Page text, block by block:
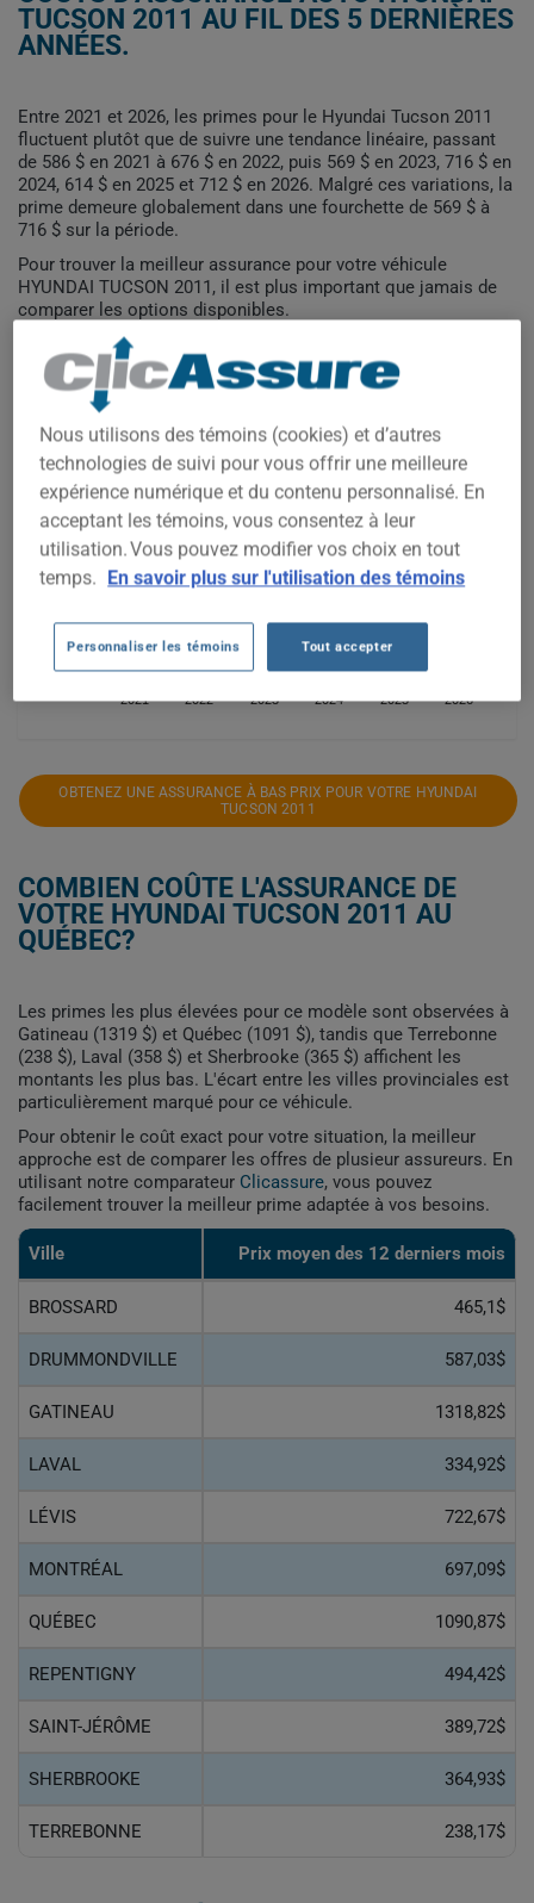
TUCSON 2011 AU FIL DES 5 DERNIÈRES
ANNÉES.
Entre 2021 et 2026, les primes pour le Hyundai Tucson 2011
fluctuent plutôt que de suivre une tendance linéaire, passant
de 586 $ en 2021 à 676 $ en 2022, puis 569 $ en 2023, 716 $ en
2024, 614 $ en 2025 et 712 $ en 2026. Malgré ces variations, la
prime demeure globalement dans une fourchette de 569 $ à
716 $ sur la période.
Pour trouver la meilleur assurance pour votre véhicule
HYUNDAI TUCSON 2011, il est plus important que jamais de
comparer les options disponibles.
2021 2022 2023 2024 2025 2026
500$
700$
800$
OBTENEZ UNE ASSURANCE À BAS PRIX POUR VOTRE HYUNDAI
TUCSON 2011
COMBIEN COÛTE L'ASSURANCE DE
VOTRE HYUNDAI TUCSON 2011 AU
QUÉBEC?
Les primes les plus élevées pour ce modèle sont observées à
Gatineau (1319 $) et Québec (1091 $), tandis que Terrebonne
(238 $), Laval (358 $) et Sherbrooke (365 $) affichent les
montants les plus bas. L'écart entre les villes provinciales est
particulièrement marqué pour ce véhicule.
Pour obtenir le coût exact pour votre situation, la meilleur
approche est de comparer les offres de plusieur assureurs. En
utilisant notre comparateur Clicassure, vous pouvez
facilement trouver la meilleur prime adaptée à vos besoins.
Ville Prix ​​moyen des 12 derniers mois
BROSSARD 465,1$
DRUMMONDVILLE 587,03$
GATINEAU 1318,82$
LAVAL 334,92$
LÉVIS 722,67$
MONTRÉAL 697,09$
QUÉBEC 1090,87$
REPENTIGNY 494,42$
SAINT-JÉRÔME 389,72$
SHERBROOKE 364,93$
TERREBONNE 238,17$
Nous utilisons des témoins (cookies) et d’autres
technologies de suivi pour vous offrir une meilleure
expérience numérique et du contenu personnalisé. En
acceptant les témoins, vous consentez à leur
utilisation. Vous pouvez modifier vos choix en tout
temps. En savoir plus sur l'utilisation des témoins
Personnaliser les témoins Tout accepter